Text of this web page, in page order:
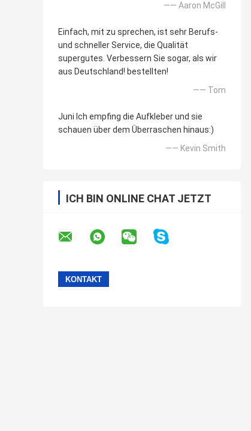
—— Aaron McGill
Einfach, mit zu sprechen, ist sehr Berufs-
und schneller Service, die Qualität
supergutes. Verbessern Sie sogar, als wir
aus Deutschland! bestellten!
—— Tom
Juni Ich empfing die Aufkleber und sie
schauen über dem Überraschen hinaus:)
—— Kevin Smith
ICH BIN ONLINE CHAT JETZT